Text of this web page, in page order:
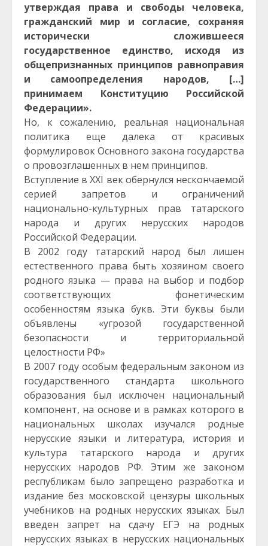
утверждая права и свободы человека,
гражданский мир и согласие, сохраняя
исторически сложившееся
государственное единство, исходя из
общепризнанных принципов равноправия
и самоопределения народов, […]
принимаем Конституцию Российской
Федерации».
Но, к сожалению, реальная национальная
политика еще далека от красивых
формулировок Основного закона государства
о провозглашенных в нем принципов.
Вступление в XXI век обернулся нескончаемой
серией запретов и ограничений
национально-культурных прав татарского
народа и других нерусских народов
Российской Федерации.
В 2002 году татарский народ был лишен
естественного права быть хозяином своего
родного языка — права на выбор и подбор
соответствующих фонетическим
особенностям языка букв. Эти буквы были
объявлены «угрозой государственной
безопасности и территориальной
целостности РФ»
В 2007 году особым федеральным законом из
государственного стандарта школьного
образования был исключен национальный
компонент, на основе и в рамках которого в
национальных школах изучался родные
нерусские языки и литература, история и
культура татарского народа и других
нерусских народов РФ. Этим же законом
республикам было запрещено разработка и
издание без московской цензуры школьных
учебников на родных нерусских языках. Был
введен запрет на сдачу ЕГЭ на родных
нерусских языках в нерусских национальных